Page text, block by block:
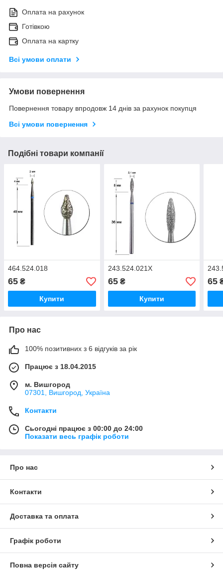
Оплата на рахунок
Готівкою
Оплата на картку
Всі умови оплати
Умови повернення
Повернення товару впродовж 14 днів за рахунок покупця
Всі умови повернення
Подібні товари компанії
464.524.018
65 ₴
Купити
243.524.021Х
65₴
Купити
65
Про нас
100% позитивних з 6 відгуків за рік
Працює з 18.04.2015
м. Вишгород
07301, Вишгород, Україна
Контакти
Сьогодні працює з 00:00 до 24:00
Показати весь графік роботи
Про нас
Контакти
Доставка та оплата
Графік роботи
Повна версія сайту